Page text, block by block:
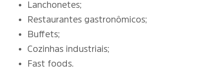
Lanchonetes;
Restaurantes gastronômicos;
Buffets;
Cozinhas industriais;
Fast foods.